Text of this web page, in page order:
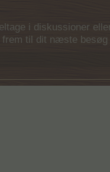
i diskussioner
til dit næste besøg